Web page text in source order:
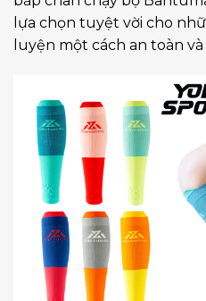
lựa chọn tuyệt vời cho
luyện một cách an toàn